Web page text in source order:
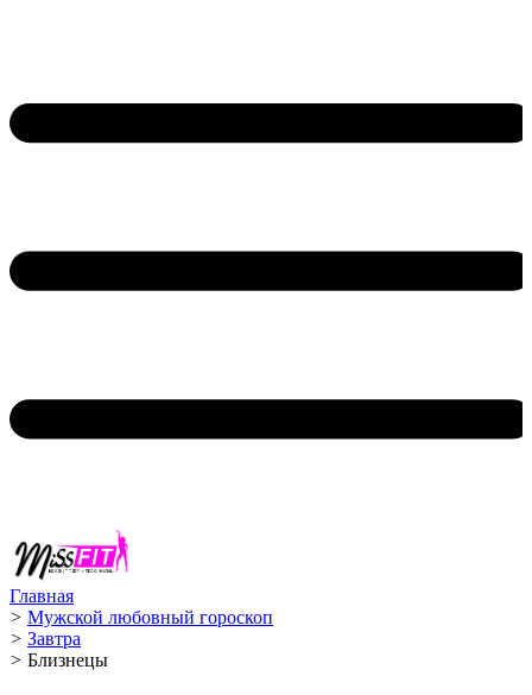
Главная
> Мужской любовный гороскоп
> Завтра
> Близнецы ️